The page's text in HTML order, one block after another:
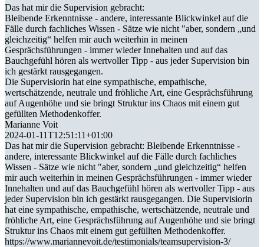
Das hat mir die Supervision gebracht:
Bleibende Erkenntnisse - andere, interessante Blickwinkel auf die
Fälle durch fachliches Wissen - Sätze wie nicht "aber, sondern „und
gleichzeitig“ helfen mir auch weiterhin in meinen
Gesprächsführungen - immer wieder Innehalten und auf das
Bauchgefühl hören als wertvoller Tipp - aus jeder Supervision bin
ich gestärkt rausgegangen.
Die Supervisiorin hat eine sympathische, empathische,
wertschätzende, neutrale und fröhliche Art, eine Gesprächsführung
auf Augenhöhe und sie bringt Struktur ins Chaos mit einem gut
gefüllten Methodenkoffer.
Marianne Voit
2024-01-11T12:51:11+01:00
Das hat mir die Supervision gebracht: Bleibende Erkenntnisse -
andere, interessante Blickwinkel auf die Fälle durch fachliches
Wissen - Sätze wie nicht "aber, sondern „und gleichzeitig“ helfen
mir auch weiterhin in meinen Gesprächsführungen - immer wieder
Innehalten und auf das Bauchgefühl hören als wertvoller Tipp - aus
jeder Supervision bin ich gestärkt rausgegangen. Die Supervisiorin
hat eine sympathische, empathische, wertschätzende, neutrale und
fröhliche Art, eine Gesprächsführung auf Augenhöhe und sie bringt
Struktur ins Chaos mit einem gut gefüllten Methodenkoffer.
https://www.mariannevoit.de/testimonials/teamsupervision-3/